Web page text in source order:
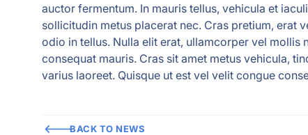
auctor fermentum. In mauris tellus, vehicula et
sollicitudin metus placerat nec. Cras pretium, erat
odio in tellus. Nulla elit erat, ullamcorper vel mollis
consequat mauris. Cras sit amet metus vehicula,
varius laoreet. Quisque ut est vel velit congue
BACK TO NEWS